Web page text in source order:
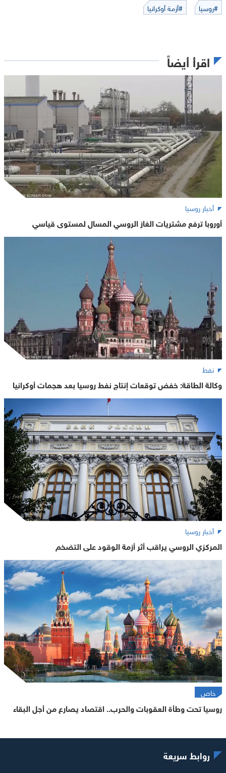
#روسيا
#أزمة أوكرانيا
اقرأ أيضاً
أخبار روسيا
أوروبا ترفع مشتريات الغاز الروسي المسال لمستوى قياسي
نفط
وكالة الطاقة: خفض توقعات إنتاج نفط روسيا بعد هجمات أوكرانيا
أخبار روسيا
المركزي الروسي يراقب أثر أزمة الوقود على التضخم
خاص
روسيا تحت وطأة العقوبات والحرب.. اقتصاد يصارع من أجل البقاء
روابط سريعة